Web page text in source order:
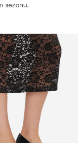
sezonu.